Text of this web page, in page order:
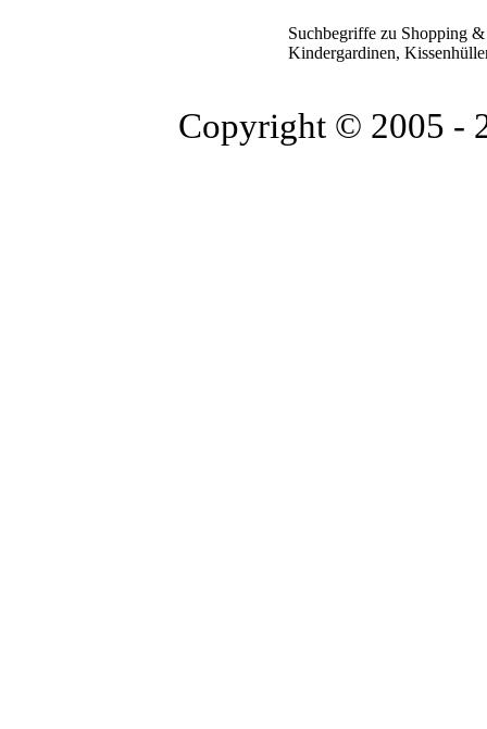
Suchbegriffe zu Shopping
Kindergardinen,
Copyright © 2005 -